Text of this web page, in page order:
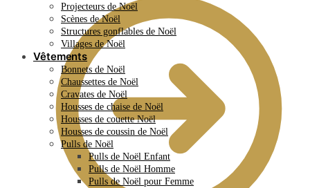
Projecteurs de Noël
Scènes de Noël
Structures gonflables de Noël
Villages de Noël
Vêtements
Bonnets de Noël
Chaussettes de Noël
Cravates de Noël
Housses de chaise de Noël
Housses de couette Noël
Housses de coussin de Noël
Pulls de Noël
Pulls de Noël Enfant
Pulls de Noël Homme
Pulls de Noël pour Femme